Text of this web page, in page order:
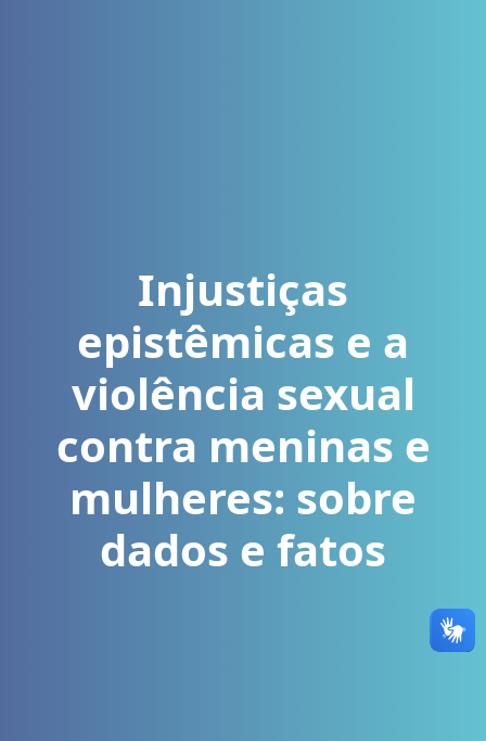
Injustiças
epistêmicas e a
violência sexual
contra meninas e
mulheres: sobre
dados e fatos